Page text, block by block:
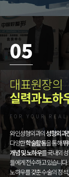
05
대표원장의
실력과노하
FOR YOUR
와인성형외과의성형외과
다양한학술활동을 통해
개념 및 노하우를 국내외
들에게 전수하고 있습니다
노하우를 갖춘 수술의 정석,